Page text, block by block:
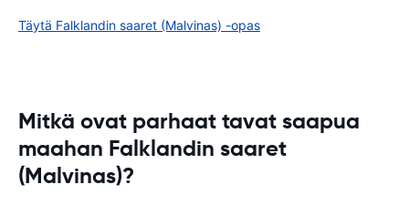
Täytä Falklandin saaret (Malvinas) -opas
Mitkä ovat parhaat tavat saapua
maahan Falklandin saaret
(Malvinas)?